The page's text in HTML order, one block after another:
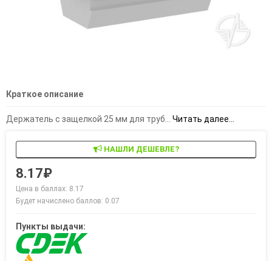
Краткое описание
Держатель с защелкой 25 мм для труб... Читать далее...
НАШЛИ ДЕШЕВЛЕ?
8.17₽
Цена в баллах: 8.17
Будет начислено баллов: 0.07
Пункты выдачи: